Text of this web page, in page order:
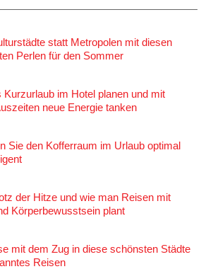
statt Metropolen mit diesen
Perlen für den Sommer
Kurzurlaub im Hotel planen und mit
neue Energie tanken
Sie den Kofferraum im Urlaub optimal
der Hitze und wie man Reisen mit
Körperbewusstsein plant
mit dem Zug in diese schönsten Städte
Reisen